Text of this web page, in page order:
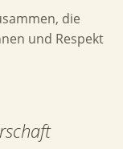
die
und Respekt